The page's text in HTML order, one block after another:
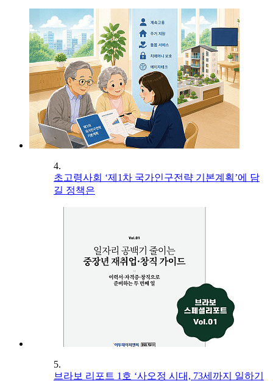
4.
초고령사회 ‘제1차 국가인구전략 기본계획’에 담
길 정책은
5.
브라보 리포트 1호 ‘사오정 시대, 73세까지 일하기